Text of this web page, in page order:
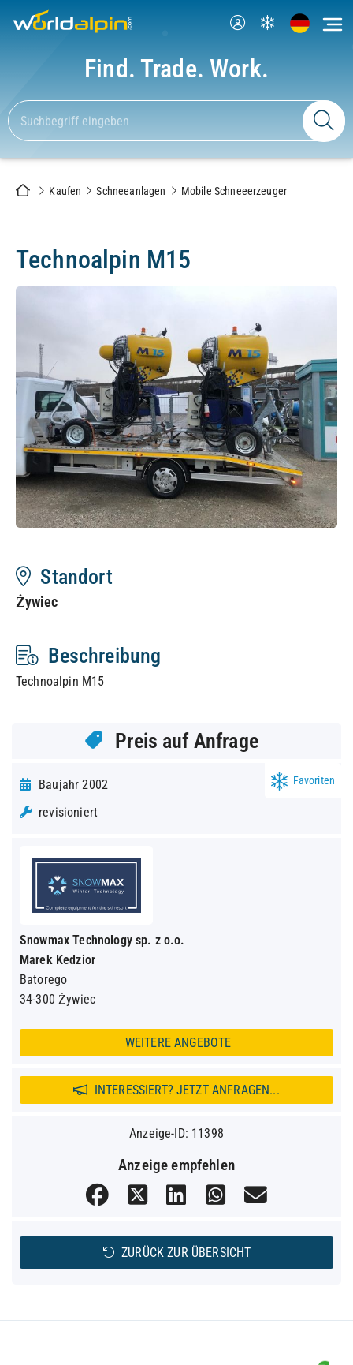
Find. Trade. Work.
Kaufen Schneeanlagen Mobile Schneeerzeuger
Technoalpin M15
Standort
Żywiec
Beschreibung
Technoalpin M15
Preis auf Anfrage
Favoriten
Baujahr 2002
revisioniert
Snowmax Technology sp. z o.o.
Marek Kedzior
Batorego
34-300 Żywiec
WEITERE ANGEBOTE
INTERESSIERT? JETZT ANFRAGEN...
Anzeige-ID: 11398
Anzeige empfehlen
ZURÜCK ZUR ÜBERSICHT